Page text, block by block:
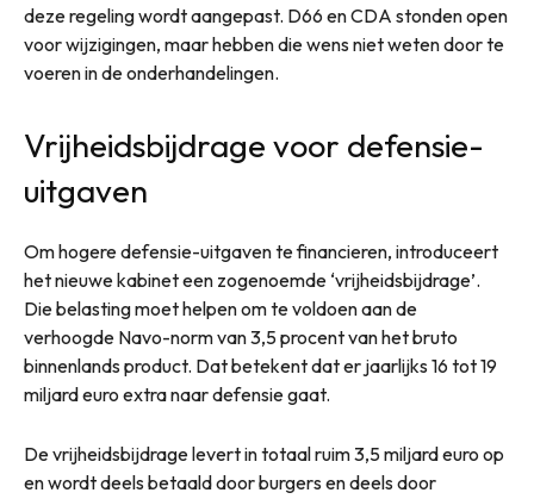
deze regeling wordt aangepast. D66 en CDA stonden open
voor wijzigingen, maar hebben die wens niet weten door te
voeren in de onderhandelingen.
Vrijheidsbijdrage voor defensie-
uitgaven
Om hogere defensie-uitgaven te financieren, introduceert
het nieuwe kabinet een zogenoemde ‘vrijheidsbijdrage’.
Die belasting moet helpen om te voldoen aan de
verhoogde Navo-norm van 3,5 procent van het bruto
binnenlands product. Dat betekent dat er jaarlijks 16 tot 19
miljard euro extra naar defensie gaat.
De vrijheidsbijdrage levert in totaal ruim 3,5 miljard euro op
en wordt deels betaald door burgers en deels door